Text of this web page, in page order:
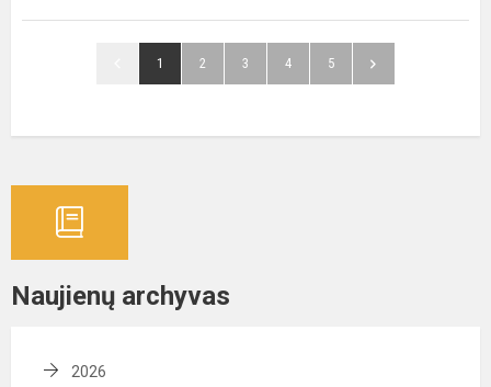
1 2 3 4 5
Naujienų archyvas
2026